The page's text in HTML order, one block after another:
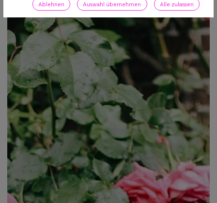
Ablehnen Auswahl übernehmen Alle zulassen